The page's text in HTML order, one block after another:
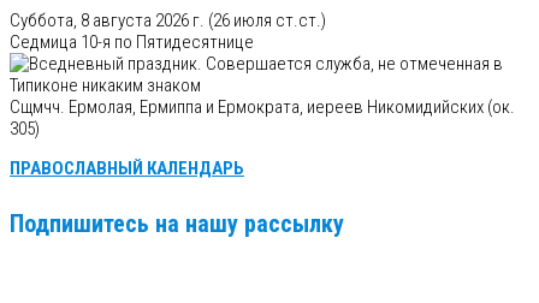
Суббота, 8 августа 2026 г. (26 июля ст.ст.)
Седмица 10-я по Пятидесятнице
Сщмчч. Ермолая, Ермиппа и Ермократа, иереев Никомидийских (ок.
305)
ПРАВОСЛАВНЫЙ КАЛЕНДАРЬ
Подпишитесь на нашу рассылку